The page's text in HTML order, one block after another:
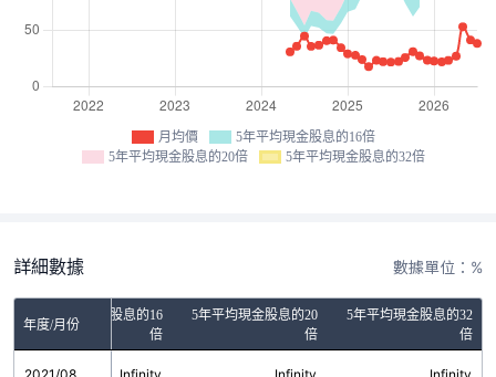
月均價
5年平均現金股息的16倍
5年平均現金股息的20倍
5年平均現金股息的32倍
詳細數據 數據單位：%
年度/月份
5年平均現金股息的16
倍
5年平均現金股息的20
倍
5年平均現金股息的32
倍